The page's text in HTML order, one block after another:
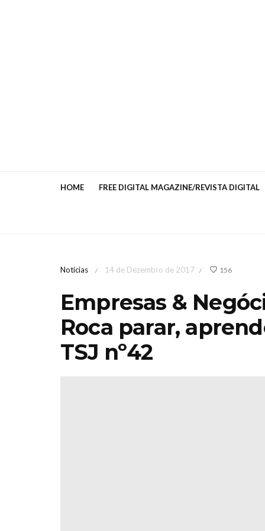
HOME FREE DIGITAL MAGAZINE/REVISTA DIGITAL
Notícias / 14 de Dezembro de 2017 / 156
Empresas &
Roca parar,
TSJ nº42